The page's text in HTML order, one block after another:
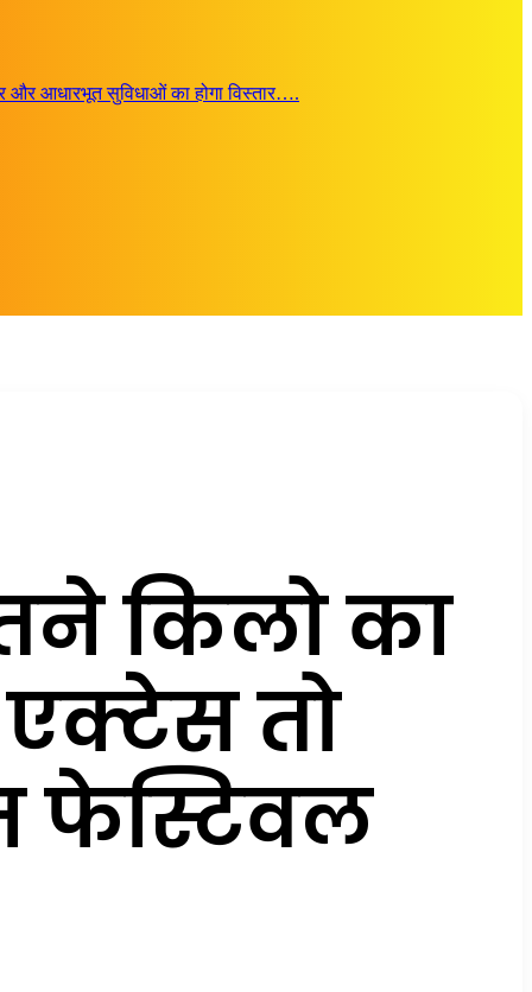
और आधारभूत सुविधाओं का होगा विस्तार….
किलो का
तो
फेस्टिवल